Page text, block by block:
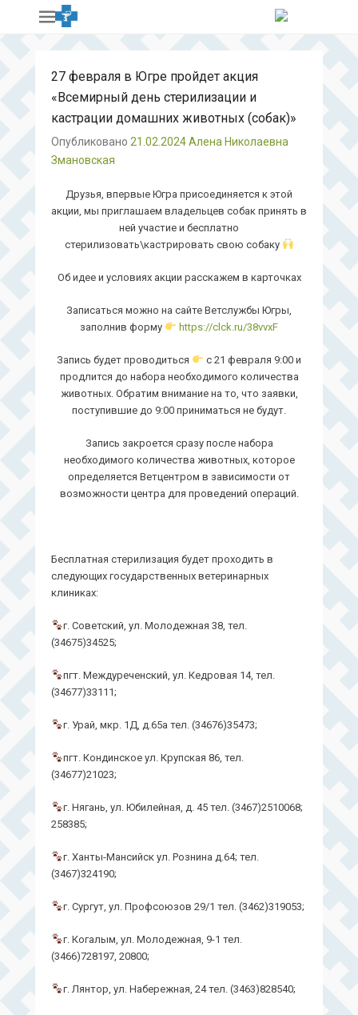
27 февраля в Югре пройдет акция
«Всемирный день стерилизации и
кастрации домашних животных (собак)»
Опубликовано 21.02.2024Алена Николаевна
Змановская
Друзья, впервые Югра присоединяется к этой
акции, мы приглашаем владельцев собак принять в
ней участие и бесплатно
стерилизовать\кастрировать свою собаку
Об идее и условиях акции расскажем в карточках
Записаться можно на сайте Ветслужбы Югры,
заполнив форму
https://clck.ru/38vvxF
Запись будет проводиться
с 21 февраля 9:00 и
продлится до набора необходимого количества
животных. Обратим внимание на то, что заявки,
поступившие до 9:00 приниматься не будут.
Запись закроется сразу после набора
необходимого количества животных, которое
определяется Ветцентром в зависимости от
возможности центра для проведений операций.
Бесплатная стерилизация будет проходить в
следующих государственных ветеринарных
клиниках:
г. Советский, ул. Молодежная 38, тел.
(34675)34525;
пгт. Междуреченский, ул. Кедровая 14, тел.
(34677)33111;
г. Урай, мкр. 1Д, д.65а тел. (34676)35473;
пгт. Кондинское ул. Крупская 86, тел.
(34677)21023;
г. Нягань, ул. Юбилейная, д. 45 тел. (3467)2510068;
258385;
г. Ханты-Мансийск ул. Рознина д.64; тел.
(3467)324190;
г. Сургут, ул. Профсоюзов 29/1 тел. (3462)319053;
г. Когалым, ул. Молодежная, 9-1 тел.
(3466)728197, 20800;
г. Лянтор, ул. Набережная, 24 тел. (3463)828540;